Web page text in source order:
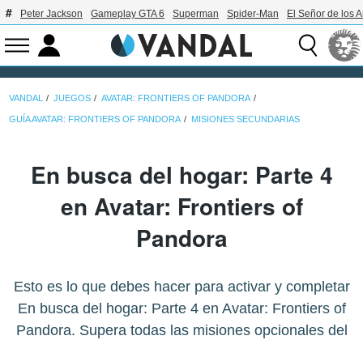
Peter Jackson Gameplay GTA 6 Superman Spider-Man El Señor de los
VANDAL JUEGOS AVATAR: FRONTIERS OF PANDORA
GUÍA AVATAR: FRONTIERS OF PANDORA MISIONES SECUNDARIAS
En busca del hogar: Parte 4
en Avatar: Frontiers of
Pandora
Esto es lo que debes hacer para activar y completar
En busca del hogar: Parte 4 en Avatar: Frontiers of
Pandora. Supera todas las misiones opcionales del